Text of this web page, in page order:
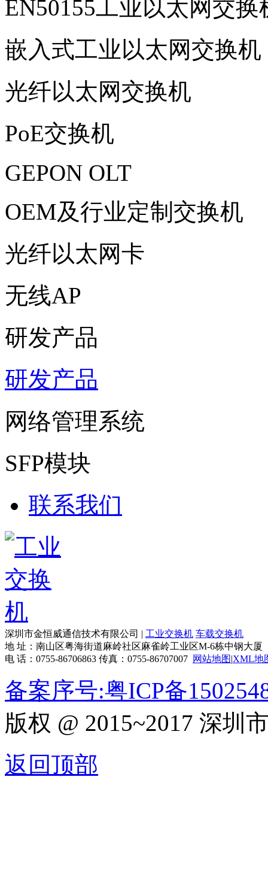
EN50155工业以太网交换
嵌入式工业以太网交换机
光纤以太网交换机
PoE交换机
GEPON OLT
OEM及行业定制交换机
光纤以太网卡
无线AP
研发产品
研发产品
网络管理系统
SFP模块
联系我们
深圳市金恒威通信技术有限公司 | 工业交换机 车载交换机
地 址：南山区粤海街道麻岭社区麻雀岭工业区M-6栋中钢大厦
电 话：0755-86706863 传真：0755-86707007 网站地图|XML地
备案序号:粤ICP备
版权 @ 2015~2017 深圳
返回顶部